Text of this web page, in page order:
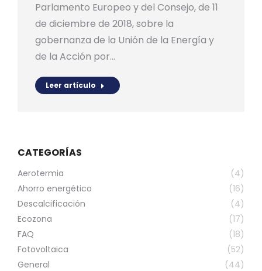
Parlamento Europeo y del Consejo, de 11
de diciembre de 2018, sobre la
gobernanza de la Unión de la Energía y
de la Acción por…
Leer artículo
CATEGORÍAS
Aerotermia
(4)
Ahorro energético
(16)
Descalcificación
(4)
Ecozona
(17)
FAQ
(18)
Fotovoltaica
(52)
General
(44)